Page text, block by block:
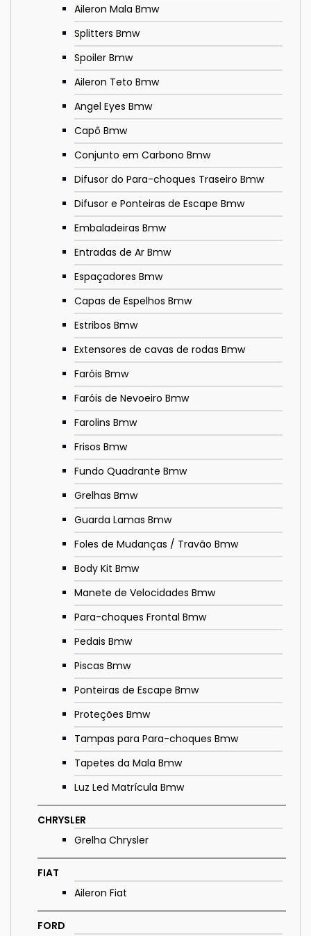
Aileron Mala Bmw
Splitters Bmw
Spoiler Bmw
Aileron Teto Bmw
Angel Eyes Bmw
Capô Bmw
Conjunto em Carbono Bmw
Difusor do Para-choques Traseiro Bmw
Difusor e Ponteiras de Escape Bmw
Embaladeiras Bmw
Entradas de Ar Bmw
Espaçadores Bmw
Capas de Espelhos Bmw
Estribos Bmw
Extensores de cavas de rodas Bmw
Faróis Bmw
Faróis de Nevoeiro Bmw
Farolins Bmw
Frisos Bmw
Fundo Quadrante Bmw
Grelhas Bmw
Guarda Lamas Bmw
Foles de Mudanças / Travão Bmw
Body Kit Bmw
Manete de Velocidades Bmw
Para-choques Frontal Bmw
Pedais Bmw
Piscas Bmw
Ponteiras de Escape Bmw
Proteções Bmw
Tampas para Para-choques Bmw
Tapetes da Mala Bmw
Luz Led Matrícula Bmw
CHRYSLER
Grelha Chrysler
FIAT
Aileron Fiat
FORD